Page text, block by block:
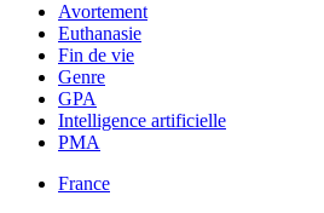
Avortement
Euthanasie
Fin de vie
Genre
GPA
Intelligence artificielle
PMA
France